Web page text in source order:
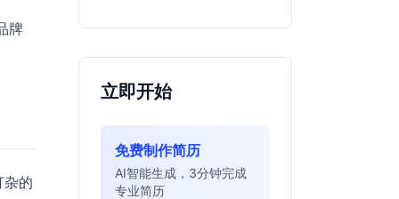
牌
杂的
断是否值得投入。
立即开始
免费制作简历
AI智能生成，3分钟完成
专业简历